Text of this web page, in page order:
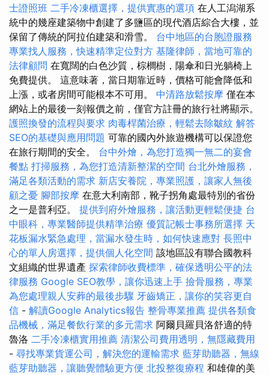
士證照班 二手冷凍櫃選擇，提供實惠的選項 在人工潟湖系
統中的幾座建築物中創建了多鹽區的現代酒店綜合大樓，並
保留了傳統的阿拉伯建築和滑雪。 台中地區的台胞證服務
專業找人服務，快速精準定位對方 基隆律師，當地可靠的
法律顧問 在寬闊的白色沙質，棕櫚樹，陽傘和日光躺椅上
免費提供。 這意味著，當日期靠近時，價格可能會降低和
上漲，或者房間可能根本不可用。 中清路放鬆按摩 僅在本
網站上的最後一刻報價之前，僅官方註冊的旅行社將顯示。
護照換發的流程與要求 肉毒桿菌治療，輕鬆去除皺紋 解答
SEO的基礎與應用問題 可靠的國內外旅遊機構可以保證您
在旅行期間的安全。 台中外燴，為您打造獨一無二的宴會
餐點 打掃服務，為您打造清新整潔的空間 台北外燴服務，
滿足各類活動的需求 新店安養院，專業照護，讓家人無後
顧之憂 腳部按摩 在意大利南部，靴子拐角處最特別的省份
之一是普利亞。 提供到府外燴服務，讓活動更輕鬆便捷 台
中眼科，專業醫師提供精準治療 優質記帳士事務所選擇 天
花板漏水緊急處理，當漏水發生時，如何快速應對 長照中
心的單人房選擇，提供個人化空間 該地區設有聯合國教科
文組織的世界遺產 探索律師收費標準，確保透明公平的法
律服務 Google SEO教學，讓你迅速上手 撿骨服務，專業
為您處理親人安葬的最後步驟 牙齒矯正，讓你的笑容更自
信 - 解讀Google Analytics報告 整骨專業推薦 提供各類食
品機械，滿足餐飲行業的多元需求 阿爾貝羅貝洛舒適的特
魯洛 二手冷凍櫃實用推薦 清潔公司費用透明，無隱藏費用
- 尋找專業貨運公司，解決您的運輸需求 藍芽助聽器，無線
藍芽助聽器，讓聽覺體驗更方便 北投整復療程 和雄偉的美